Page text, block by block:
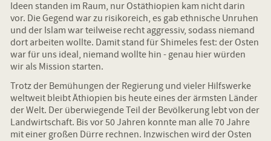
Ideen standen im Raum, nur Ostäthiopien kam nicht darin
vor. Die Gegend war zu risikoreich, es gab ethnische Unruhen
und der Islam war teilweise recht aggressiv, sodass niemand
dort arbeiten wollte. Damit stand für Shimeles fest: der Osten
war für uns ideal, niemand wollte hin - genau hier würden
wir als Mission starten.
Trotz der Bemühungen der Regierung und vieler Hilfswerke
weltweit bleibt Äthiopien bis heute eines der ärmsten Länder
der Welt. Der überwiegende Teil der Bevölkerung lebt von der
Landwirtschaft. Bis vor 50 Jahren konnte man alle 70 Jahre
mit einer großen Dürre rechnen. Inzwischen wird der Osten